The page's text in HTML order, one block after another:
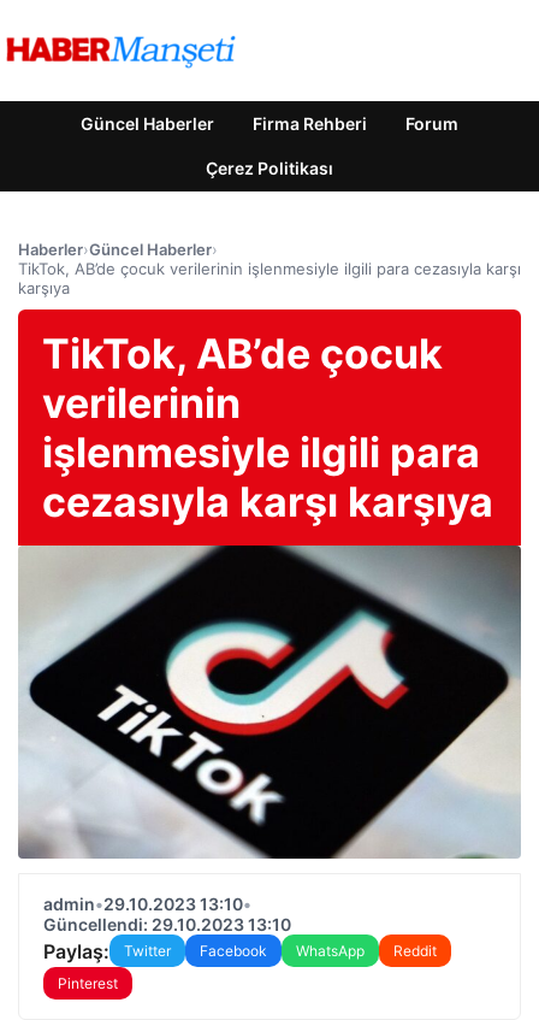
Güncel Haberler Firma Rehberi Forum
Çerez Politikası
Haberler›Güncel Haberler›
TikTok, AB’de çocuk verilerinin işlenmesiyle ilgili para cezasıyla karşı
karşıya
TikTok, AB’de çocuk
verilerinin
işlenmesiyle ilgili para
cezasıyla karşı karşıya
admin•29.10.2023 13:10•
Güncellendi: 29.10.2023 13:10
Paylaş: Twitter Facebook WhatsApp
Reddit
Pinterest